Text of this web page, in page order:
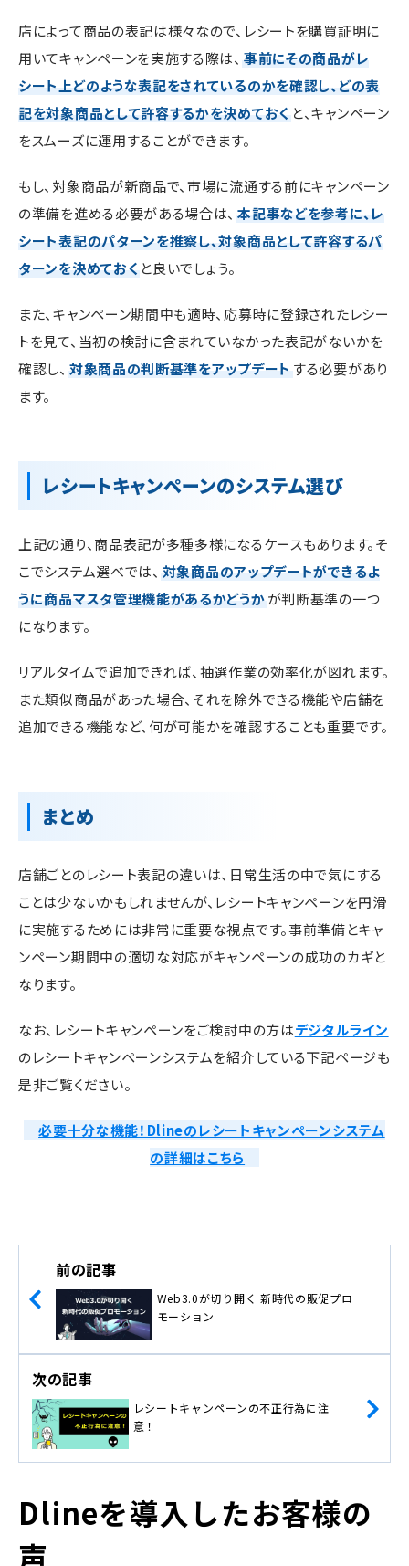
店によって商品の表記は様々なので、レシートを購買証明に
用いてキャンペーンを実施する際は、 事前にその商品がレ
シート上どのような表記をされているのかを確認し、どの表
記を対象商品として許容するかを決めておく と、キャンペーン
をスムーズに運用することができます。
もし、対象商品が新商品で、市場に流通する前にキャンペーン
の準備を進める必要がある場合は、本記事などを参考に、レ
シート表記のパターンを推察し、対象商品として許容するパ
ターンを決めておく と良いでしょう。
また、キャンペーン期間中も適時、応募時に登録されたレシー
トを見て、当初の検討に含まれていなかった表記がないかを
確認し、 対象商品の判断基準をアップデートする必要があり
ます。
レシートキャンペーンのシステム選び
上記の通り、商品表記が多種多様になるケースもあります。そ
こでシステム選べでは、 対象商品のアップデートができるよ
うに商品マスタ管理機能があるかどうかが判断基準の一つ
になります。
リアルタイムで追加できれば、抽選作業の効率化が図れます。
また類似商品があった場合、それを除外できる機能や店舗を
追加できる機能など、何が可能かを確認することも重要です。
まとめ
店舗ごとのレシート表記の違いは、日常生活の中で気にする
ことは少ないかもしれませんが、レシートキャンペーンを円滑
に実施するためには非常に重要な視点です。事前準備とキャ
ンペーン期間中の適切な対応がキャンペーンの成功のカギと
なります。
なお、レシートキャンペーンをご検討中の方はデジタルライン
のレシートキャンペーンシステムを紹介している下記ページも
是非ご覧ください。
必要十分な機能！Dlineのレシートキャンペーンシステム
の詳細はこちら
前の記事
Web3.0が切り開く 新時代の販促プロ
モーション
次の記事
レシートキャンペーンの不正行為に注
意！
Dlineを導入したお客様の
声